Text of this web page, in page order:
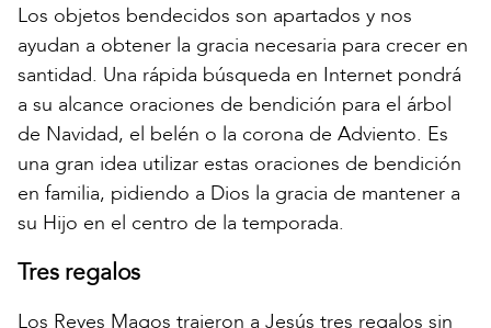
Los objetos bendecidos son apartados y nos
ayudan a obtener la gracia necesaria para crecer en
santidad. Una rápida búsqueda en Internet pondrá
a su alcance oraciones de bendición para el árbol
de Navidad, el belén o la corona de Adviento. Es
una gran idea utilizar estas oraciones de bendición
en familia, pidiendo a Dios la gracia de mantener a
su Hijo en el centro de la temporada.
Tres regalos
Los Reyes Magos trajeron a Jesús tres regalos sin